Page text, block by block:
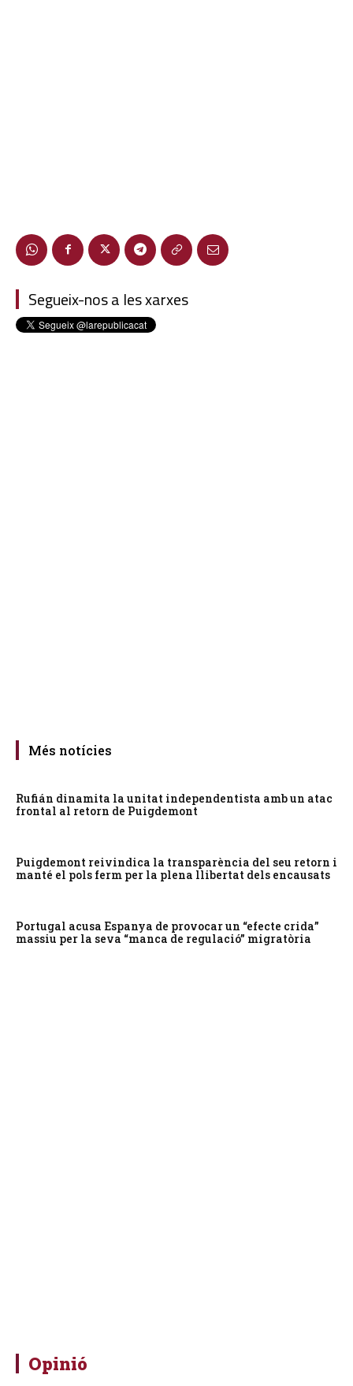
Segueix-nos a les xarxes
Més notícies
Rufián dinamita la unitat independentista amb un atac
frontal al retorn de Puigdemont
Puigdemont reivindica la transparència del seu retorn i
manté el pols ferm per la plena llibertat dels encausats
Portugal acusa Espanya de provocar un “efecte crida”
massiu per la seva “manca de regulació” migratòria
Opinió